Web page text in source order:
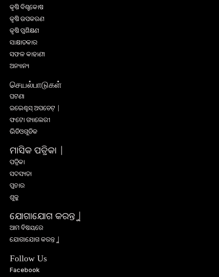
କୃଷି ବିଶ୍ବକୋଷ
କୃଷି ଉପକରଣ
କୃଷି ପ୍ରଶିକ୍ଷଣ
ସାକ୍ଷାତକାର
ସଫଳ କାହାଣୀ
ଅନ୍ୟାନ୍ୟ
செயல்பாடுகள்
ଘଟଣା
ଇଭେଣ୍ଟସ୍ ଅପଡେଟ୍ |
ଫଟୋ ଗ୍ୟାଲେରୀ
ଭିଡିଓଗୁଡିକ
ମାସିକ ପତ୍ରିକା |
ପତ୍ରିକା
ସଦସ୍ୟତା
ପ୍ରଚାର
ଶୁଳ୍କ
ଯୋଗାଯୋଗ କରନ୍ତୁ |
ଆମ ବିଷୟରେ
ଯୋଗାଯୋଗ କରନ୍ତୁ |
Follow Us
Facebook